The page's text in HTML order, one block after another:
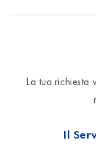
La tua richiesta
Il